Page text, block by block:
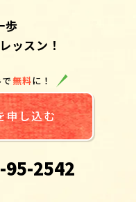
歩
ッスン！
無料に！
申し込む
95-2542